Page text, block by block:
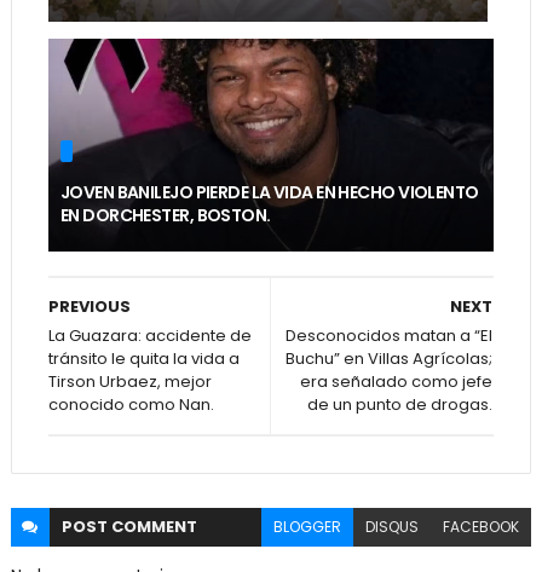
JOVEN BANILEJO PIERDE LA VIDA EN HECHO VIOLENTO
EN DORCHESTER, BOSTON.
NEXT
Desconocidos matan a “El
Buchu” en Villas Agrícolas;
era señalado como jefe
de un punto de drogas.
PREVIOUS
La Guazara: accidente de
tránsito le quita la vida a
Tirson Urbaez, mejor
conocido como Nan.
POST COMMENT BLOGGER DISQUS FACEBOOK